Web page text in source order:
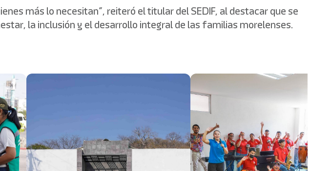
más lo necesitan”, reiteró el titular del SEDIF, al destacar que se
la inclusión y el desarrollo integral de las familias morelenses.